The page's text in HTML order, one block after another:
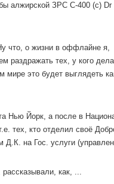
алжирской ЗРС С-400 (с) Dr
что, о жизни в оффлайне я,
раздражать тех, у кого
мире это будет выглядеть
Нью Йорк, а после в
тех, кто отделил своё
Д.К. на Гос. услуги
как, ...